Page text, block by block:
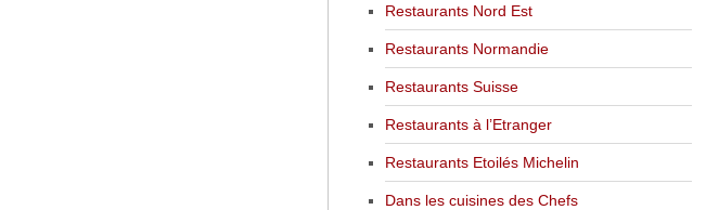
Restaurants Nord Est
Restaurants Normandie
Restaurants Suisse
Restaurants à l’Etranger
Restaurants Etoilés Michelin
Dans les cuisines des Chefs